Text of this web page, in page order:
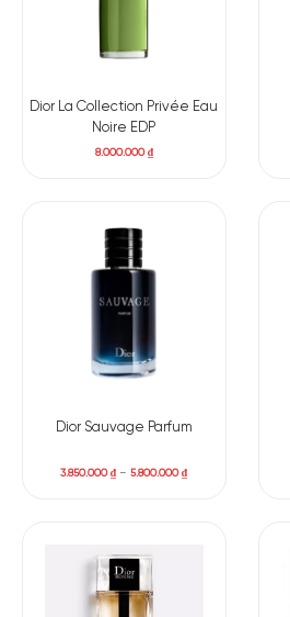
Dior La Collection Privée Eau
Noire EDP
8.000.000₫
Dior Sauvage Parfum
3.850.000₫ –5.800.000₫